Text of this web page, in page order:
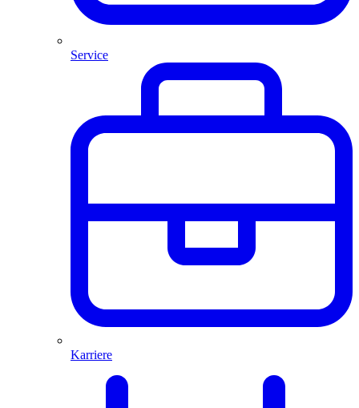
Service
Karriere